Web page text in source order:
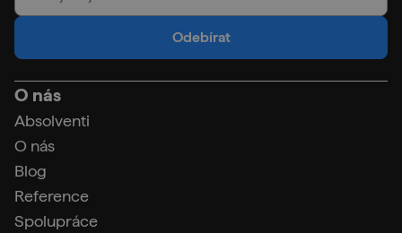
Odebírat
O nás
Absolventi
O nás
Blog
Reference
Spolupráce